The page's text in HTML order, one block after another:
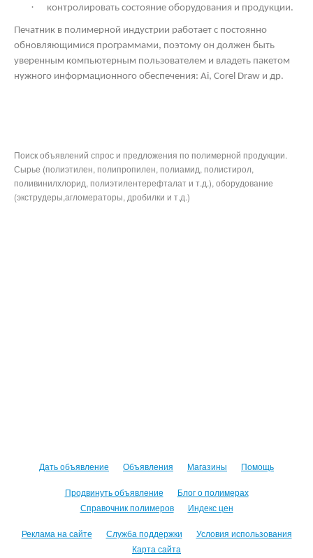
· контролировать состояние оборудования и продукции.
Печатник в полимерной индустрии работает с постоянно
обновляющимися программами, поэтому он должен быть
уверенным компьютерным пользователем и владеть пакетом
нужного информационного обеспечения: Ai, Corel Draw и др.
Поиск объявлений спрос и предложения по полимерной продукции.
Сырье (полиэтилен, полипропилен, полиамид, полистирол,
поливинилхлорид, полиэтилентерефталат и т.д.), оборудование
(экструдеры,агломераторы, дробилки и т.д.)
Дать объявление Объявления Магазины Помощь
Продвинуть объявление
Блог о полимерах
Справочник полимеров
Индекс цен
Реклама на сайте Служба поддержки
Условия использования
Карта сайта